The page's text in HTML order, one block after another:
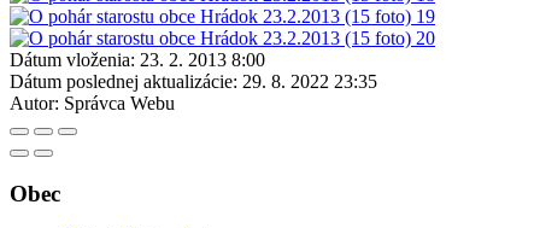
Dátum vloženia: 23. 2. 2013 8:00
Dátum poslednej aktualizácie: 29. 8. 2022 23:35
Autor: Správca Webu
Obec